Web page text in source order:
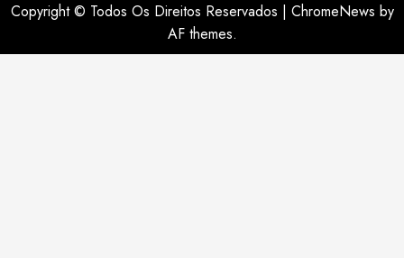
Copyright © Todos Os Direitos Reservados | ChromeNews by
AF themes.